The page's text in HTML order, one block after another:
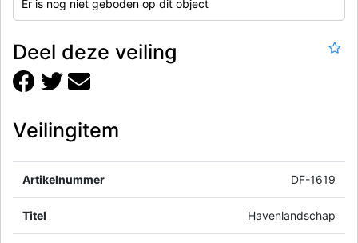
Er is nog niet geboden op dit object
Deel deze veiling
Veilingitem
Artikelnummer DF-1619
Titel Havenlandschap